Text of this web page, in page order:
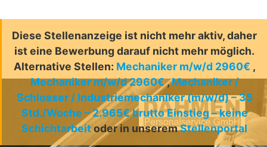
Diese Stellenanzeige ist nicht mehr aktiv, daher
ist eine Bewerbung darauf nicht mehr möglich.
Alternative Stellen: Mechaniker m/w/d 2960€ ,
Mechaniker m/w/d 2960€,Mechaniker /
Schlosser / Industriemechaniker (m/w/d) – 35
Std./Woche – 2.965€ brutto Einstieg – keine
Schichtarbeitoder in unseremStellenportal